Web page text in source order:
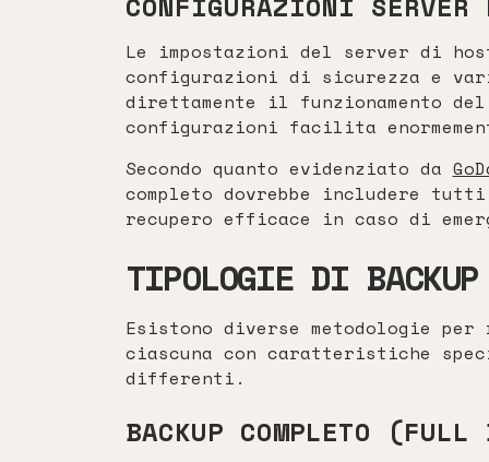
Le impostazioni del server di
configurazioni di sicurezza e
direttamente il funzionamento
configurazioni facilita
Secondo quanto evidenziato da
completo dovrebbe includere
recupero efficace in caso di
TIPOLOGIE DI BACKUP
Esistono diverse metodologie
ciascuna con caratteristiche
differenti.
BACKUP COMPLETO (FULL